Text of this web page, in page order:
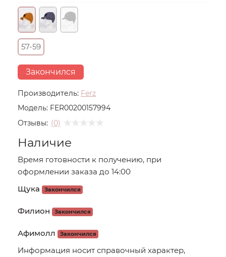
Производитель: Ferz
Модель: FER00200157994
Отзывы: (0)
57-59
Закончился
Наличие
Время готовности к получению, при
оформлении заказа до 14:00
Щука
Закончился
Филион Закончился
Афимолл Закончился
Информация носит справочный характер,